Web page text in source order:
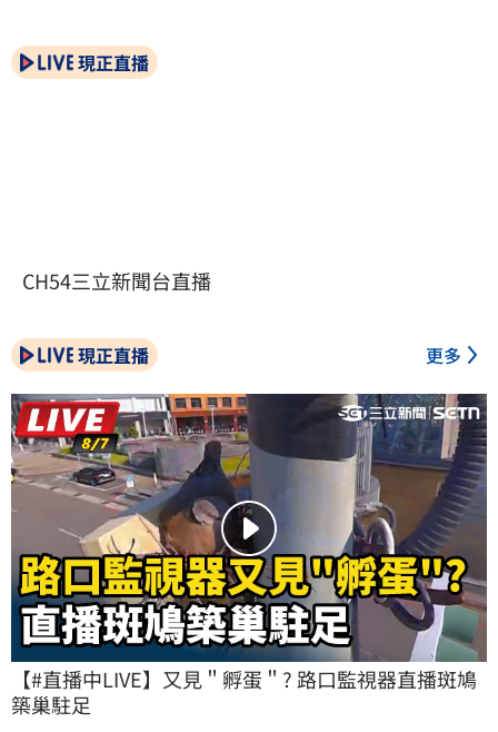
現正直播
CH54三立新聞台直播
現正直播 更多
【#直播中LIVE】又見＂孵蛋＂? 路口監視器直播斑鳩
築巢駐足